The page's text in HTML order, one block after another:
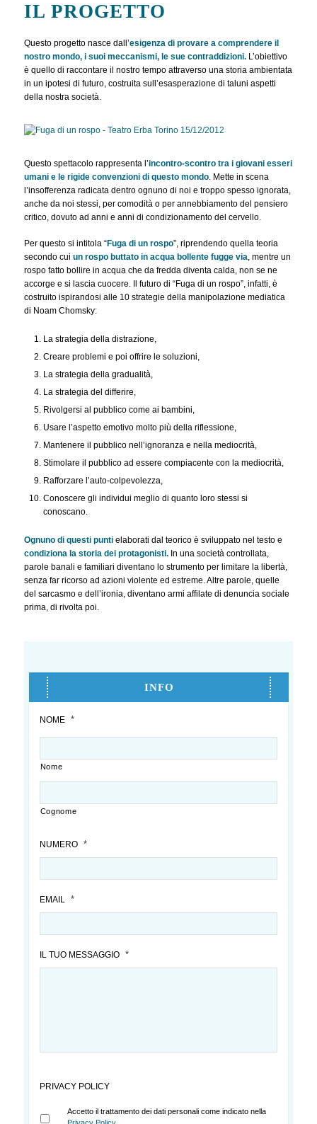
IL PROGETTO
Questo progetto nasce dall’esigenza di provare a comprendere il
nostro mondo, i suoi meccanismi, le sue contraddizioni.L’obiettivo
è quello di raccontare il nostro tempo attraverso una storia ambientata
in un ipotesi di futuro, costruita sull’esasperazione di taluni aspetti
della nostra società.
Questo spettacolo rappresenta l’incontro-scontro tra i giovani esseri
umani e le rigide convenzioni di questo mondo. Mette in scena
l’insofferenza radicata dentro ognuno di noi e troppo spesso ignorata,
anche da noi stessi, per comodità o per annebbiamento del pensiero
critico, dovuto ad anni e anni di condizionamento del cervello.
Per questo si intitola “Fuga di un rospo”, riprendendo quella teoria
secondo cui un rospo buttato in acqua bollente fugge via, mentre un
rospo fatto bollire in acqua che da fredda diventa calda, non se ne
accorge e si lascia cuocere. Il futuro di “Fuga di un rospo”, infatti, è
costruito ispirandosi alle 10 strategie della manipolazione mediatica
di Noam Chomsky:
La strategia della distrazione,
Creare problemi e poi offrire le soluzioni,
La strategia della gradualità,
La strategia del differire,
Rivolgersi al pubblico come ai bambini,
Usare l’aspetto emotivo molto più della riflessione,
Mantenere il pubblico nell’ignoranza e nella mediocrità,
Stimolare il pubblico ad essere compiacente con la mediocrità,
Rafforzare l’auto-colpevolezza,
Conoscere gli individui meglio di quanto loro stessi si
conoscano.
Ognuno di questi puntielaborati dal teorico è sviluppato nel testo e
condiziona la storia dei protagonisti.In una società controllata,
parole banali e familiari diventano lo strumento per limitare la libertà,
senza far ricorso ad azioni violente ed estreme. Altre parole, quelle
del sarcasmo e dell’ironia, diventano armi affilate di denuncia sociale
prima, di rivolta poi.
INFO
NOME *
Nome
Cognome
NUMERO *
EMAIL *
IL TUO MESSAGGIO *
PRIVACY POLICY
Accetto il trattamento dei dati personali come indicato nella